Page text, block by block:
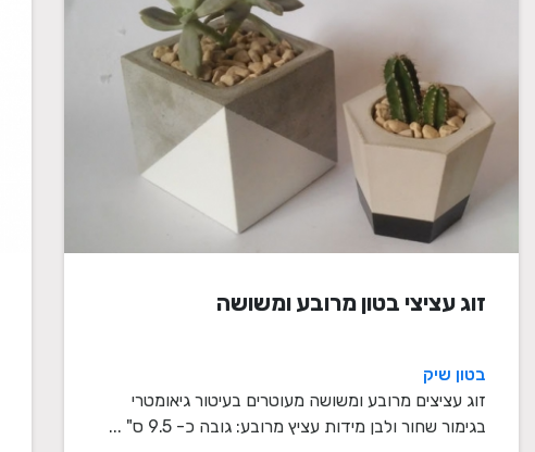
זוג עציצי בטון מרובע ומשושה
בטון שיק
זוג עציצים מרובע ומשושה מעוטרים בעיטור גיאומטרי
בגימור שחור ולבן מידות עציץ מרובע: גובה כ- 9.5 ס" ...